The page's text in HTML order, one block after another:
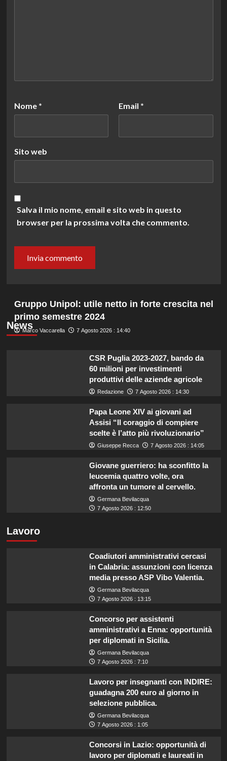
Nome * Email *
Sito web
Salva il mio nome, email e sito web in questo
browser per la prossima volta che commento.
News
Gruppo Unipol: utile netto in forte crescita nel
primo semestre 2024
Marco Vaccarella 7 Agosto 2026 : 14:40
CSR Puglia 2023-2027, bando da
60 milioni per investimenti
produttivi delle aziende agricole
Redazione 7 Agosto 2026 : 14:30
Papa Leone XIV ai giovani ad
Assisi “Il coraggio di compiere
scelte è l’atto più rivoluzionario”
Giuseppe Recca 7 Agosto 2026 : 14:05
Giovane guerriero: ha sconfitto la
leucemia quattro volte, ora
affronta un tumore al cervello.
Germana Bevilacqua
7 Agosto 2026 : 12:50
Lavoro
Coadiutori amministrativi cercasi
in Calabria: assunzioni con licenza
media presso ASP Vibo Valentia.
Germana Bevilacqua
7 Agosto 2026 : 13:15
Concorso per assistenti
amministrativi a Enna: opportunità
per diplomati in Sicilia.
Germana Bevilacqua
7 Agosto 2026 : 7:10
Lavoro per insegnanti con INDIRE:
guadagna 200 euro al giorno in
selezione pubblica.
Germana Bevilacqua
7 Agosto 2026 : 1:05
Concorsi in Lazio: opportunità di
lavoro per diplomati e laureati in